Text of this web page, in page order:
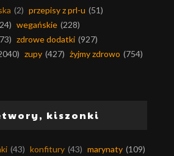
(2) przepisy z prl-u (51)
wegańskie (228)
zdrowe dodatki (927)
zupy (427) żyjmy zdrowo (754)
kiszonki
(43) konfitury (43) marynaty (109)